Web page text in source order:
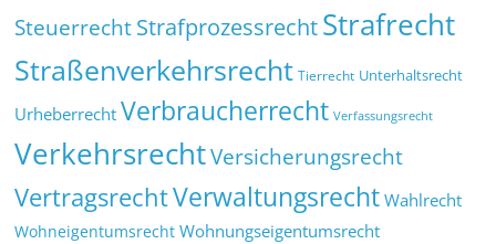
SteuerrechtStrafprozessrechtStrafrecht
Straßenverkehrsrecht Tierrecht Unterhaltsrecht
Urheberrecht Verbraucherrecht Verfassungsrecht
VerkehrsrechtVersicherungsrecht
VertragsrechtVerwaltungsrecht Wahlrecht
Wohneigentumsrecht Wohnungseigentumsrecht